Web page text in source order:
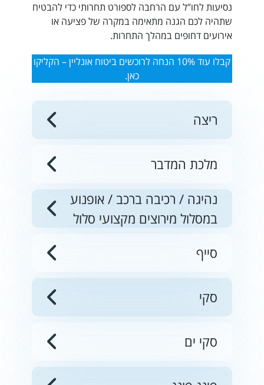
ריצה
מלכת המדבר
נהיגה / רכיבה ברכב / אופנוע
במסלול מירוצים מקצועי סלול
סייף
סקי
סקי ים
נסיעות לחו”ל עם הרחבה לספורט תחרותי כדי להבטיח
שתהיה לכם הגנה מתאימה במקרה של פציעה או
אירועים דחופים במהלך התחרות.
קבלו עוד 10% הנחה לרוכשים ביטוח אונליין – הקליקו
כאן.